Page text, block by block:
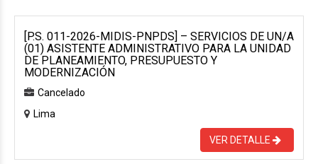
[P.S. 011-2026-MIDIS-PNPDS] – SERVICIOS DE UN/A
(01) ASISTENTE ADMINISTRATIVO PARA LA UNIDAD
DE PLANEAMIENTO, PRESUPUESTO Y
MODERNIZACIÓN
Cancelado
Lima
VER DETALLE